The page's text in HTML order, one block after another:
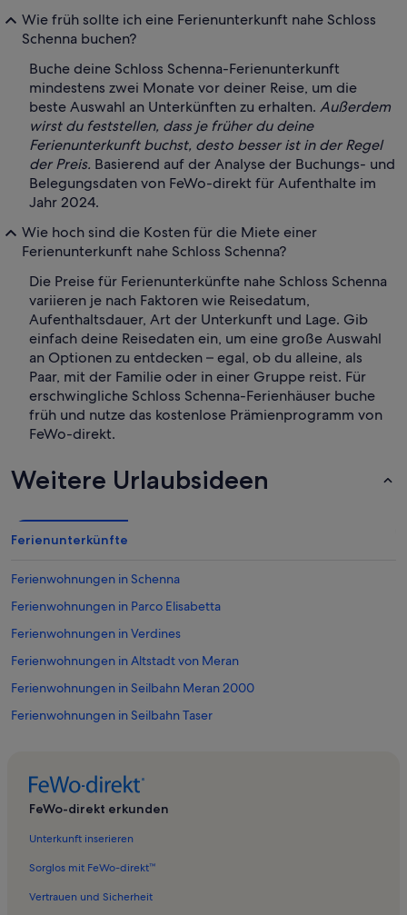
Wie früh sollte ich eine Ferienunterkunft nahe Schloss
Schenna buchen?
Buche deine Schloss Schenna-Ferienunterkunft
mindestens zwei Monate vor deiner Reise, um die
beste Auswahl an Unterkünften zu erhalten. Außerdem
wirst du feststellen, dass je früher du deine
Ferienunterkunft buchst, desto besser ist in der Regel
der Preis. Basierend auf der Analyse der Buchungs- und
Belegungsdaten von FeWo-direkt für Aufenthalte im
Jahr 2024.
Wie hoch sind die Kosten für die Miete einer
Ferienunterkunft nahe Schloss Schenna?
Die Preise für Ferienunterkünfte nahe Schloss Schenna
variieren je nach Faktoren wie Reisedatum,
Aufenthaltsdauer, Art der Unterkunft und Lage. Gib
einfach deine Reisedaten ein, um eine große Auswahl
an Optionen zu entdecken – egal, ob du alleine, als
Paar, mit der Familie oder in einer Gruppe reist. Für
erschwingliche Schloss Schenna-Ferienhäuser buche
früh und nutze das kostenlose Prämienprogramm von
FeWo-direkt.
Weitere Urlaubsideen
Ferienunterkünfte
Ferienwohnungen in Schenna
Ferienwohnungen in Parco Elisabetta
Ferienwohnungen in Verdines
Ferienwohnungen in Altstadt von Meran
Ferienwohnungen in Seilbahn Meran 2000
Ferienwohnungen in Seilbahn Taser
Ferienwohnungen in Laubengasse
Ferienwohnungen in Gärten von Schloss Trauttmansdorff
Ferienwohnungen in Weihnachtsmarkt von Meran
FeWo-direkt erkunden
Unterkunft inserieren
Sorglos mit FeWo-direkt™
Vertrauen und Sicherheit